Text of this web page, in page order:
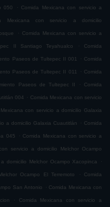
050 . Comida Mexicana con servicio a
Mexicana con servicio a domicilio
. Comida Mexicana con servicio a
II Santiago Teyahualco . Comida
Paseos de Tultepec II 001 . Comida
Paseos de Tultepec II 011 . Comida
Paseos de Tultepec II . Comida
004 . Comida Mexicana con servicio
con servicio a domicilio Galaxia
a domicilio Galaxia Cuautitlán . Comida
045 . Comida Mexicana con servicio a
servicio a domicilio Melchor Ocampo
domicilio Melchor Ocampo Xacopinca .
Ocampo El Terremoto . Comida
San Antonio . Comida Mexicana con
. Comida Mexicana con servicio a